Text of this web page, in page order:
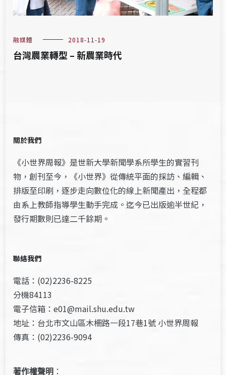
融媒體 2018-11-19
台灣農業轉型 – 新農業時代
關於我們
《小世界周報》是世新大學新聞學系所學生的實習刊
物，創刊至今，《小世界》從傳統平面的採訪、編輯、
排版至印刷，逐步走向數位化的線上新聞產出，全程都
由系上教師指導學生動手完成。迄今已出版逾半世紀，
發行期數則已達二千餘期。
聯絡我們
電話：(02)2236-8225
分機84113
電子信箱：e01@mail.shu.edu.tw
地址：台北市文山區木柵路一段17巷1號 小世界周報
傳真：(02)2236-9094
著作權聲明 ：